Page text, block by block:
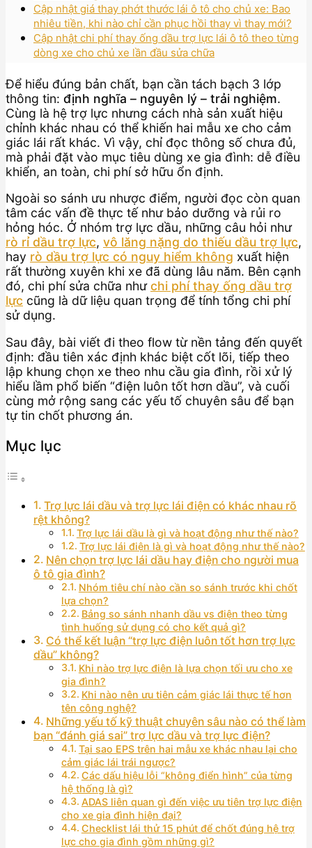
Cập nhật giá thay phớt thước lái ô tô cho chủ xe: Bao
nhiêu tiền, khi nào chỉ cần phục hồi thay vì thay mới?
Cập nhật chi phí thay ống dầu trợ lực lái ô tô theo từng
dòng xe cho chủ xe lần đầu sửa chữa
Để hiểu đúng bản chất, bạn cần tách bạch 3 lớp
thông tin: định nghĩa – nguyên lý – trải nghiệm.
Cùng là hệ trợ lực nhưng cách nhà sản xuất hiệu
chỉnh khác nhau có thể khiến hai mẫu xe cho cảm
giác lái rất khác. Vì vậy, chỉ đọc thông số chưa đủ,
mà phải đặt vào mục tiêu dùng xe gia đình: dễ điều
khiển, an toàn, chi phí sở hữu ổn định.
Ngoài so sánh ưu nhược điểm, người đọc còn quan
tâm các vấn đề thực tế như bảo dưỡng và rủi ro
hỏng hóc. Ở nhóm trợ lực dầu, những câu hỏi như
rò rỉ dầu trợ lực, vô lăng nặng do thiếu dầu trợ lực,
hay rò dầu trợ lực có nguy hiểm không xuất hiện
rất thường xuyên khi xe đã dùng lâu năm. Bên cạnh
đó, chi phí sửa chữa nhưchi phí thay ống dầu trợ
lực cũng là dữ liệu quan trọng để tính tổng chi phí
sử dụng.
Sau đây, bài viết đi theo flow từ nền tảng đến quyết
định: đầu tiên xác định khác biệt cốt lõi, tiếp theo
lập khung chọn xe theo nhu cầu gia đình, rồi xử lý
hiểu lầm phổ biến “điện luôn tốt hơn dầu”, và cuối
cùng mở rộng sang các yếu tố chuyên sâu để bạn
tự tin chốt phương án.
Mục lục
Trợ lực lái dầu và trợ lực lái điện có khác nhau rõ
rệt không?
Trợ lực lái dầu là gì và hoạt động như thế nào?
Trợ lực lái điện là gì và hoạt động như thế nào?
Nên chọn trợ lực lái dầu hay điện cho người mua
ô tô gia đình?
Nhóm tiêu chí nào cần so sánh trước khi chốt
lựa chọn?
Bảng so sánh nhanh dầu vs điện theo từng
tình huống sử dụng có cho kết quả gì?
Có thể kết luận “trợ lực điện luôn tốt hơn trợ lực
dầu” không?
Khi nào trợ lực điện là lựa chọn tối ưu cho xe
gia đình?
Khi nào nên ưu tiên cảm giác lái thực tế hơn
tên công nghệ?
Những yếu tố kỹ thuật chuyên sâu nào có thể làm
bạn “đánh giá sai” trợ lực dầu và trợ lực điện?
Tại sao EPS trên hai mẫu xe khác nhau lại cho
cảm giác lái trái ngược?
Các dấu hiệu lỗi “không điển hình” của từng
hệ thống là gì?
ADAS liên quan gì đến việc ưu tiên trợ lực điện
cho xe gia đình hiện đại?
Checklist lái thử 15 phút để chốt đúng hệ trợ
lực cho gia đình gồm những gì?